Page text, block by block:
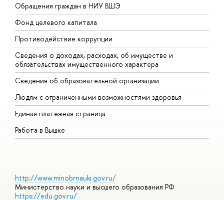
Обращения граждан в НИУ ВШЭ
Фонд целевого капитала
Противодействие коррупции
Сведения о доходах, расходах, об имуществе и
обязательствах имущественного характера
Сведения об образовательной организации
Людям с ограниченными возможностями здоровья
Единая платежная страница
Работа в Вышке
http://www.minobrnauki.gov.ru/
Министерство науки и высшего образования РФ
https://edu.gov.ru/